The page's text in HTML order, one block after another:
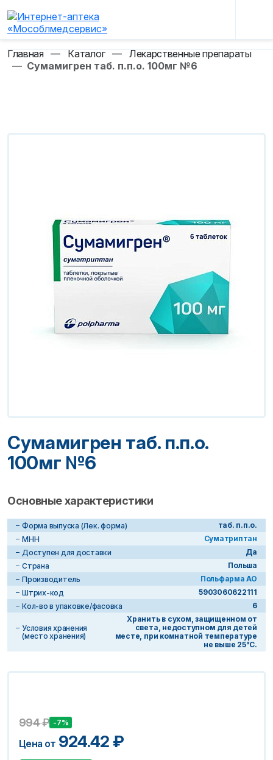
Главная — Каталог — Лекарственные препараты
— Сумамигрен таб. п.п.о. 100мг №6
Сумамигрен таб. п.п.о.
100мг №6
Основные характеристики
Форма выпуска (Лек. форма)
таб. п.п.о.
МНН
Суматриптан
Доступен для доставки
Да
Страна
Польша
Производитель
Польфарма АО
Штрих-код
5903060622111
Кол-во в упаковке/фасовка
6
Условия хранения
(место хранения)
Хранить в сухом, защищенном от
света, недоступном для детей
месте, при комнатной температуре
не выше 25°С.
994₽ -7%
Цена от 924.42 ₽